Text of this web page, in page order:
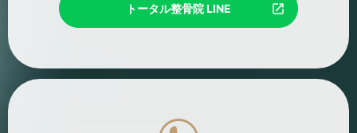
トータル整骨院 LINE